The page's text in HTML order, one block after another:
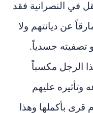
في النصرانية فقد
عن ديانتهم ولا
تصفيته جسدياً.
الرجل مكسباً
وتأثيره عليهم
قرى بأكملها وهذا